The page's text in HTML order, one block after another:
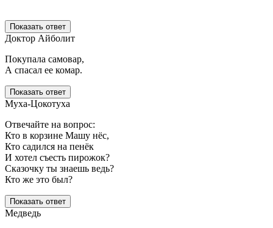
Показать ответ
Доктор Айболит
Покупала самовар,
А спасал ее комар.
Показать ответ
Муха-Цокотуха
Отвечайте на вопрос:
Кто в корзине Машу нёс,
Кто садился на пенёк
И хотел съесть пирожок?
Сказочку ты знаешь ведь?
Кто же это был?
Показать ответ
Медведь